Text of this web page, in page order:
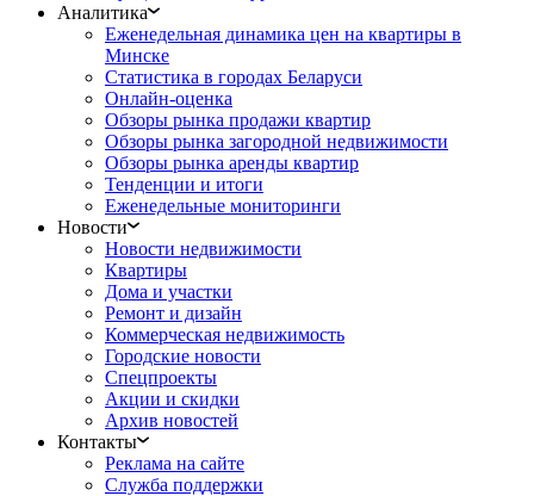
Аналитика
Еженедельная динамика цен на квартиры в
Минске
Статистика в городах Беларуси
Онлайн-оценка
Обзоры рынка продажи квартир
Обзоры рынка загородной недвижимости
Обзоры рынка аренды квартир
Тенденции и итоги
Еженедельные мониторинги
Новости
Новости недвижимости
Квартиры
Дома и участки
Ремонт и дизайн
Коммерческая недвижимость
Городские новости
Спецпроекты
Акции и скидки
Архив новостей
Контакты
Реклама на сайте
Служба поддержки